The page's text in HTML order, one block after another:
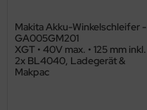
Makita Akku-Winkelschleifer -
GA005GM201
XGT • 40V max. • 125 mm inkl.
2x BL4040, Ladegerät &
Makpac